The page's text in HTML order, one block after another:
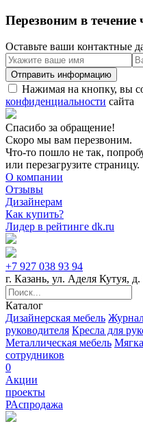
Перезвоним в течение
Оставьте ваши контактные
Нажимая на кнопку, вы
конфиденциальности сайта
Спасибо за обращение!
Скоро мы вам перезвоним.
Что-то пошло не так,
или перезагрузите страницу.
О компании
Отзывы
Дизайнерам
Как купить?
Лидер в рейтинге dk.ru
+7 927 038 93 94
г. Казань, ул. Аделя Кутуя, д.
Каталог
Дизайнерская мебель
руководителя Кресла для
Металлическая мебель
сотрудников
0
Акции
проекты
РАспродажа